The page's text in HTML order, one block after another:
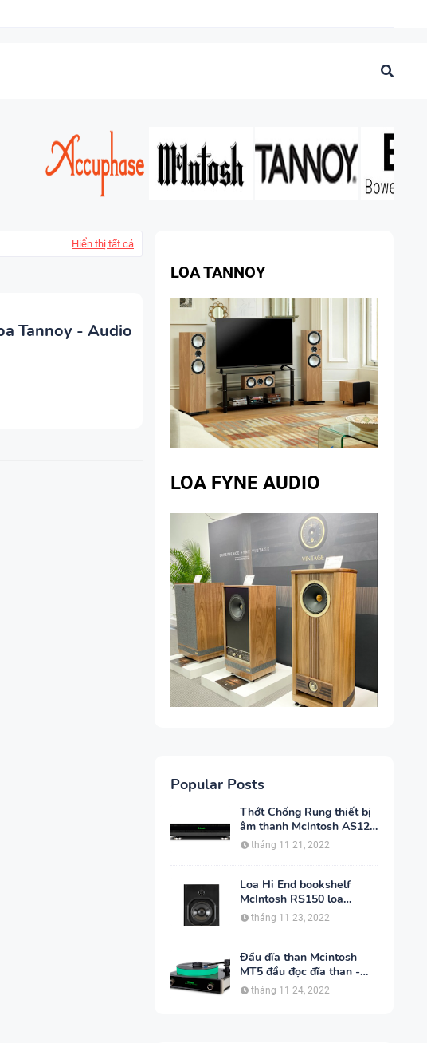
Hiển thị tất cả
Tannoy - Audio
LOA TANNOY
LOA FYNE AUDIO
Popular Posts
Thớt Chống Rung thiết bị
âm thanh McIntosh AS125
- Audio Hoàng Hải
tháng 11 21, 2022
Loa Hi End bookshelf
McIntosh RS150 loa
không dây - Audio Hoàng
tháng 11 23, 2022
Đầu đĩa than Mcintosh
MT5 đầu đọc đĩa than -
Audio Hoàng Hải
tháng 11 24, 2022